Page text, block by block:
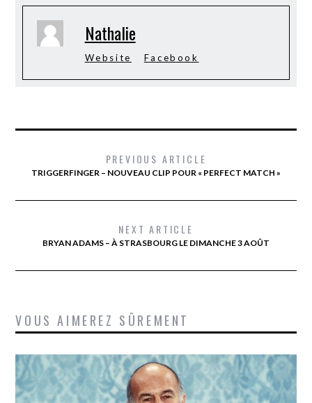
Nathalie
Website Facebook
PREVIOUS ARTICLE
TRIGGERFINGER – NOUVEAU CLIP POUR « PERFECT MATCH »
NEXT ARTICLE
BRYAN ADAMS – À STRASBOURG LE DIMANCHE 3 AOÛT
VOUS AIMEREZ SÛREMENT